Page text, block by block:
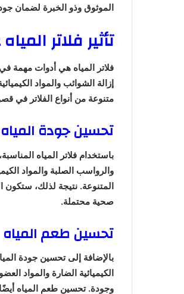
الموثوق وذو الخبرة لضمان
تأثير فلاتر
فلاتر المياه هي أدوات مهمة
إزالة الشوائب والمواد
متنوعة من أنواع الفلاتر في
تحسين جودة المياه
باستخدام فلاتر المياه
والرواسب الصلبة والمواد
المتنوعة. نتيجة لذلك، ستكون
صحية محتملة.
تحسين طعم المياه
بالإضافة إلى تحسين جودة
الكيميائية الضارة والمواد
وجودة. تحسين طعم المياه